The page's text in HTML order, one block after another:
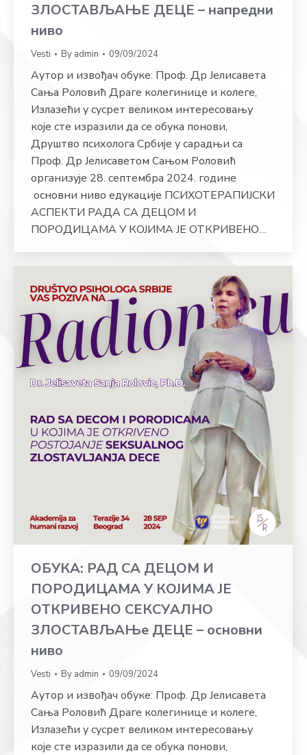
ЗЛОСТАВЉАЊЕ ДЕЦЕ – напредни
ниво
Vesti By admin 09/09/2024
Аутор и извођач обуке: Проф. Др Јелисавета
Сања Роловић Драге колегинице и колеге,
Излазећи у сусрет великом интересовању
које сте изразили да се обука понови,
Друштво психолога Србије у сарадњи са
Проф. Др Јелисаветом Сањом Роловић
организује 28. септембра 2024. године
основни ниво едукације ПСИХОТЕРАПИЈСКИ
АСПЕКТИ РАДА СА ДЕЦОМ И
ПОРОДИЦАМА У КОЈИМА ЈЕ ОТКРИВЕНО…
ОБУКА: РАД СА ДЕЦОМ И
ПОРОДИЦАМА У КОЈИМА ЈЕ
ОТКРИВЕНО СЕКСУАЛНО
ЗЛОСТАВЉАЊе ДЕЦЕ – основни
ниво
Vesti By admin 09/09/2024
Аутор и извођач обуке: Проф. Др Јелисавета
Сања Роловић Драге колегинице и колеге,
Излазећи у сусрет великом интересовању
које сте изразили да се обука понови,